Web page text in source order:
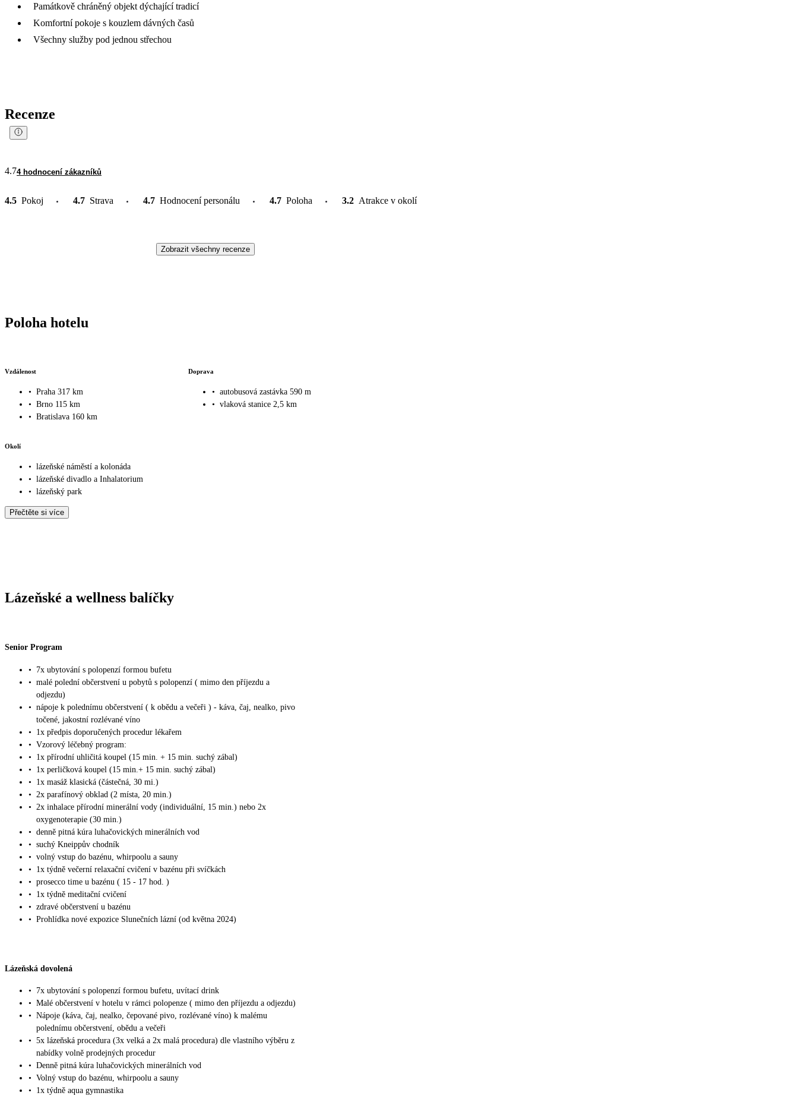
Památkově chráněný objekt dýchající tradicí
Komfortní pokoje s kouzlem dávných časů
Všechny služby pod jednou střechou
Recenze
4.74 hodnocení zákazníků
4.5 Pokoj 4.7 Strava 4.7 Hodnocení personálu 4.7 Poloha 3.2 Atrakce v okolí
Zobrazit všechny recenze
Poloha hotelu
Vzdálenost
• Praha 317 km
• Brno 115 km
• Bratislava 160 km
Doprava
• autobusová zastávka 590 m
• vlaková stanice 2,5 km
Okolí
• lázeňské náměstí a kolonáda
• lázeňské divadlo a Inhalatorium
• lázeňský park
Přečtěte si více
Lázeňské a wellness balíčky
Senior Program
•
7x ubytování s polopenzí formou bufetu
• malé polední občerstvení u pobytů s polopenzí ( mimo den příjezdu a
odjezdu)
• nápoje k polednímu občerstvení ( k obědu a večeři ) - káva, čaj, nealko, pivo
točené, jakostní rozlévané víno
•
1x předpis doporučených procedur lékařem
• Vzorový léčebný program:
•
1x přírodní uhličitá koupel (15 min. + 15 min. suchý zábal)
•
1x perličková koupel (15 min.+ 15 min. suchý zábal)
•
1x masáž klasická (částečná, 30 mi.)
• 2x parafínový obklad (2 místa, 20 min.)
• 2x inhalace přírodní minerální vody (individuální, 15 min.) nebo 2x
oxygenoterapie (30 min.)
• denně pitná kúra luhačovických minerálních vod
• suchý Kneippův chodník
• volný vstup do bazénu, whirpoolu a sauny
•
1x týdně večerní relaxační cvičení v bazénu při svíčkách
• prosecco time u bazénu ( 15 - 17 hod. )
•
1x týdně meditační cvičení
• zdravé občerstvení u bazénu
• Prohlídka nové expozice Slunečních lázní (od května 2024)
Lázeňská dovolená
•
7x ubytování s polopenzí formou bufetu, uvítací drink
• Malé občerstvení v hotelu v rámci polopenze ( mimo den příjezdu a odjezdu)
• Nápoje (káva, čaj, nealko, čepované pivo, rozlévané víno) k malému
polednímu občerstvení, obědu a večeři
• 5x lázeňská procedura (3x velká a 2x malá procedura) dle vlastního výběru z
nabídky volně prodejných procedur
• Denně pitná kúra luhačovických minerálních vod
• Volný vstup do bazénu, whirpoolu a sauny
•
1x týdně aqua gymnastika